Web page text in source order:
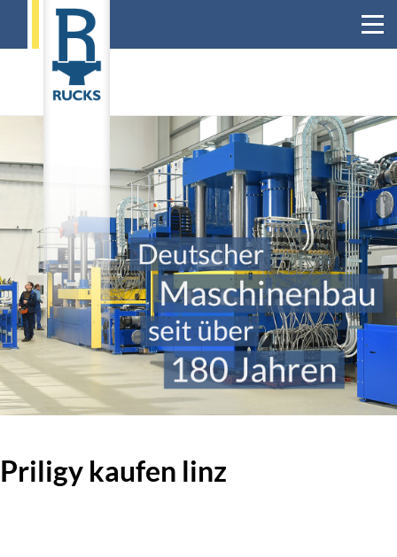
Priligy kaufen linz